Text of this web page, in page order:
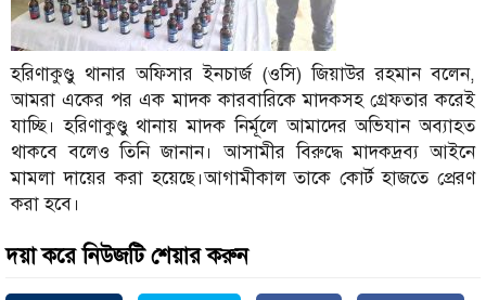
হরিণাকুণ্ডু থানার অফিসার ইনচার্জ (ওসি) জিয়াউর রহমান বলেন,
আমরা একের পর এক মাদক কারবারিকে মাদকসহ গ্রেফতার করেই
যাচ্ছি। হরিণাকুণ্ডু থানায় মাদক নির্মূলে আমাদের অভিযান অব্যাহত
থাকবে বলেও তিনি জানান। আসামীর বিরুদ্ধে মাদকদ্রব্য আইনে
মামলা দায়ের করা হয়েছে।আগামীকাল তাকে কোর্ট হাজতে প্রেরণ
করা হবে।
দয়া করে নিউজটি শেয়ার করুন